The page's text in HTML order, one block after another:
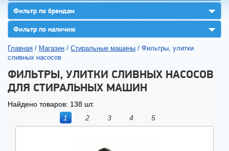
Фильтр по брендам ▼
Фильтр по наличию ▼
Главная / Магазин / Стиральные машины / Фильтры, улитки
сливных насосов
ФИЛЬТРЫ, УЛИТКИ СЛИВНЫХ НАСОСОВ
ДЛЯ СТИРАЛЬНЫХ МАШИН
Найдено товаров: 138 шт.
1
2 3 4 5